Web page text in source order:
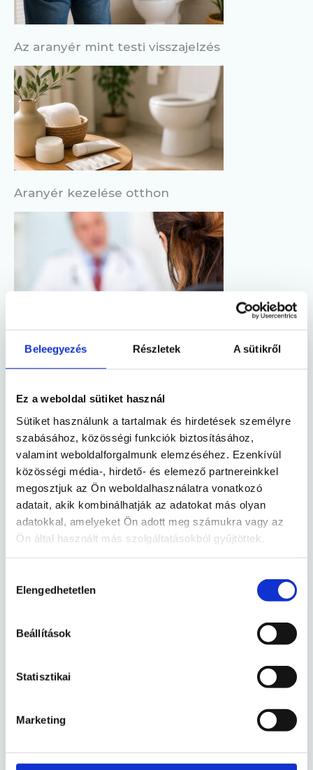
Beleegyezés Részletek A sütikről
Ez a weboldal sütiket használ
Sütiket használunk a tartalmak és hirdetések személyre
szabásához, közösségi funkciók biztosításához,
valamint weboldalforgalmunk elemzéséhez. Ezenkívül
közösségi média-, hirdető- és elemező partnereinkkel
megosztjuk az Ön weboldalhasználatra vonatkozó
adatait, akik kombinálhatják az adatokat más olyan
adatokkal, amelyeket Ön adott meg számukra vagy az
Ön által használt más szolgáltatásokból gyűjtöttek.
kiválasztása
Elengedhetetlen
Beállítások
Statisztikai
Marketing
Az aranyér mint testi visszajelzés
Aranyér kezelése otthon
Kutatás: a megbízható vénavédelem
Kutatás: javasolt diozmin adagolás